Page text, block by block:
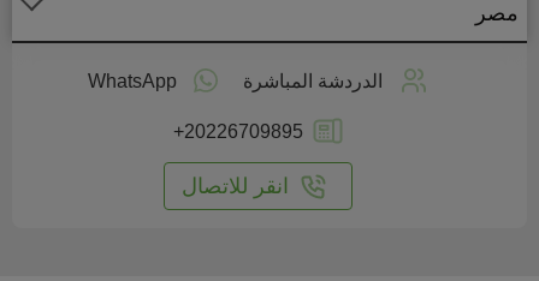
مصر
الدردشة المباشرة WhatsApp
+20226709895
انقر للاتصال